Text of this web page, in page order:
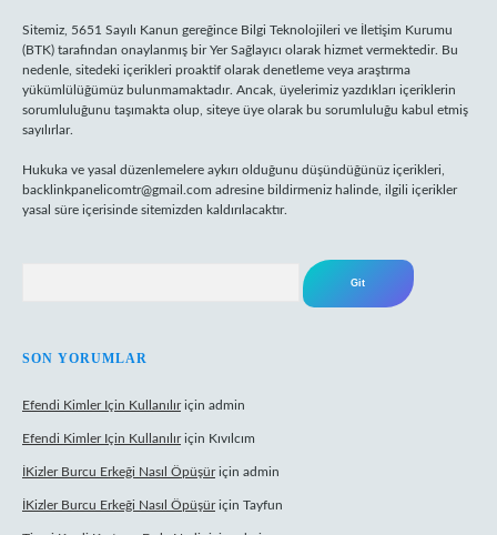
Sitemiz, 5651 Sayılı Kanun gereğince Bilgi Teknolojileri ve İletişim Kurumu
(BTK) tarafından onaylanmış bir Yer Sağlayıcı olarak hizmet vermektedir. Bu
nedenle, sitedeki içerikleri proaktif olarak denetleme veya araştırma
yükümlülüğümüz bulunmamaktadır. Ancak, üyelerimiz yazdıkları içeriklerin
sorumluluğunu taşımakta olup, siteye üye olarak bu sorumluluğu kabul etmiş
sayılırlar.
Hukuka ve yasal düzenlemelere aykırı olduğunu düşündüğünüz içerikleri,
backlinkpanelicomtr@gmail.com adresine bildirmeniz halinde, ilgili içerikler
yasal süre içerisinde sitemizden kaldırılacaktır.
SON YORUMLAR
Efendi Kimler Için Kullanılıriçin admin
Efendi Kimler Için Kullanılıriçin Kıvılcım
İKizler Burcu Erkeği Nasıl Öpüşüriçin admin
İKizler Burcu Erkeği Nasıl Öpüşüriçin Tayfun